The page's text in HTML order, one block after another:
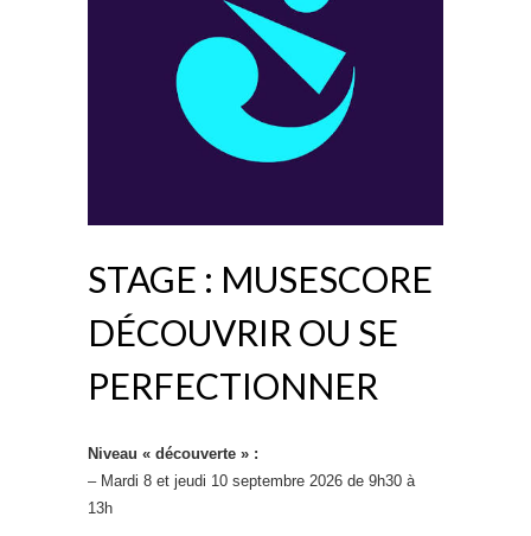
STAGE : MUSESCORE
DÉCOUVRIR OU SE
PERFECTIONNER
Niveau « découverte » :
– Mardi 8 et jeudi 10 septembre 2026 de 9h30 à
13h